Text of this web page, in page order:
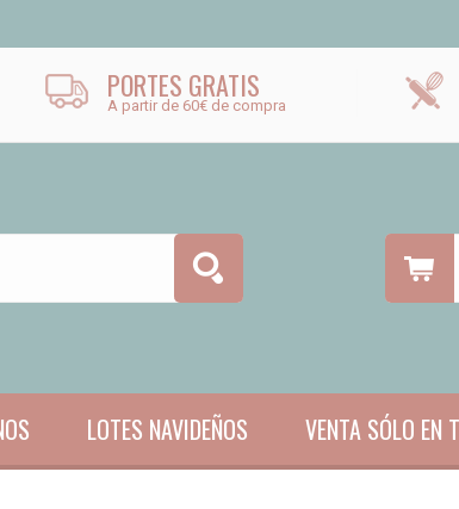
PORTES GRATIS
A partir de 60€ de compra
LOTES NAVIDEÑOS VENTA SÓLO EN